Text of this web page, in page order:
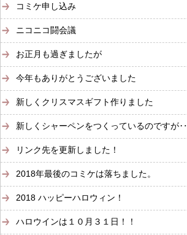
コミケ申し込み
ニコニコ闘会議
お正月も過ぎましたが
今年もありがとうございました
新しくクリスマスギフト作りました
新しくシャーペンをつくっているのですが‥
リンク先を更新しました！
2018年最後のコミケは落ちました。
2018 ハッピーハロウィン！
ハロウインは１０月３１日！！